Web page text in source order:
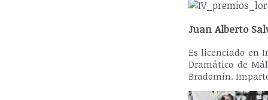
Juan Alberto
Es licenciado en
Dramático de
Bradomín.